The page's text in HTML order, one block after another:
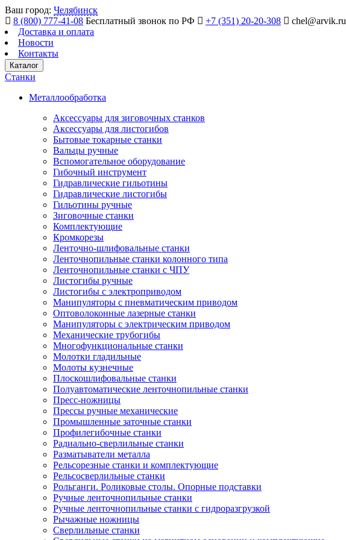
Ваш город: Челябинск
8 (800) 777-41-08 Бесплатный звонок по РФ +7 (351) 20-20-308
chel@arvik.ru
Доставка и оплата
Новости
Контакты
Каталог
Станки
Металлообработка
Аксессуары для зиговочных станков
Аксессуары для листогибов
Бытовые токарные станки
Вальцы ручные
Вспомогательное оборудование
Гибочный инструмент
Гидравлические гильотины
Гидравлические листогибы
Гильотины ручные
Зиговочные станки
Комплектующие
Кромкорезы
Ленточно-шлифовальные станки
Ленточнопильные станки колонного типа
Ленточнопильные станки с ЧПУ
Листогибы ручные
Листогибы с электроприводом
Манипуляторы с пневматическим приводом
Оптоволоконные лазерные станки
Манипуляторы с электрическим приводом
Механические трубогибы
Многофункциональные станки
Молотки гладильные
Молоты кузнечные
Плоскошлифовальные станки
Полуавтоматические ленточнопильные станки
Пресс-ножницы
Прессы ручные механические
Промышленные заточные станки
Профилегибочные станки
Радиально-сверлильные станки
Разматыватели металла
Рельсорезные станки и комплектующие
Рельсосверлильные станки
Рольганги. Роликовые столы. Опорные подставки
Ручные ленточнопильные станки
Ручные ленточнопильные станки с гидроразгрузкой
Рычажные ножницы
Сверлильные станки